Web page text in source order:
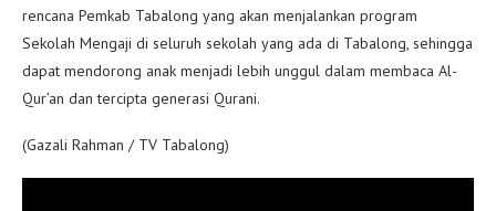
rencana Pemkab Tabalong yang akan menjalankan program
Sekolah Mengaji di seluruh sekolah yang ada di Tabalong, sehingga
dapat mendorong anak menjadi lebih unggul dalam membaca Al-
Qur’an dan tercipta generasi Qurani.
(Gazali Rahman / TV Tabalong)